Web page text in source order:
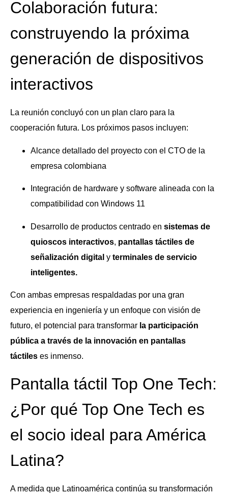
Colaboración futura:
construyendo la próxima
generación de dispositivos
interactivos
La reunión concluyó con un plan claro para la
cooperación futura. Los próximos pasos incluyen:
Alcance detallado del proyecto con el CTO de la
empresa colombiana
Integración de hardware y software alineada con la
compatibilidad con Windows 11
Desarrollo de productos centrado en sistemas de
quioscos interactivos, pantallas táctiles de
señalización digital y terminales de servicio
inteligentes.
Con ambas empresas respaldadas por una gran
experiencia en ingeniería y un enfoque con visión de
futuro, el potencial para transformar la participación
pública a través de la innovación en pantallas
táctiles es inmenso.
Pantalla táctil Top One Tech:
¿Por qué Top One Tech es
el socio ideal para América
Latina?
A medida que Latinoamérica continúa su transformación